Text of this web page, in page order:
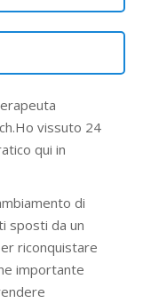
vissuto 24
qui in
di
sposti da un
riconquistare
importante